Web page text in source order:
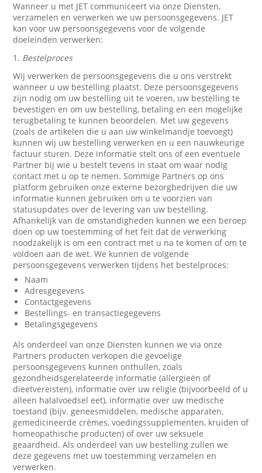
Wanneer u met JET communiceert via onze Diensten,
verzamelen en verwerken we uw persoonsgegevens. JET
kan voor uw persoonsgegevens voor de volgende
doeleinden verwerken:
1. Bestelproces
Wij verwerken de persoonsgegevens die u ons verstrekt
wanneer u uw bestelling plaatst. Deze persoonsgegevens
zijn nodig om uw bestelling uit te voeren, uw bestelling te
bevestigen en om uw bestelling, betaling en een mogelijke
terugbetaling te kunnen beoordelen. Met uw gegevens
(zoals de artikelen die u aan uw winkelmandje toevoegt)
kunnen wij uw bestelling verwerken en u een nauwkeurige
factuur sturen. Deze informatie stelt ons of een eventuele
Partner bij wie u bestelt tevens in staat om waar nodig
contact met u op te nemen. Sommige Partners op ons
platform gebruiken onze externe bezorgbedrijven die uw
informatie kunnen gebruiken om u te voorzien van
statusupdates over de levering van uw bestelling.
Afhankelijk van de omstandigheden kunnen we een beroep
doen op uw toestemming of het feit dat de verwerking
noodzakelijk is om een contract met u na te komen of om te
voldoen aan de wet. We kunnen de volgende
persoonsgegevens verwerken tijdens het bestelproces:
Naam
Adresgegevens
Contactgegevens
Bestellings- en transactiegegevens
Betalingsgegevens
Als onderdeel van onze Diensten kunnen we via onze
Partners producten verkopen die gevoelige
persoonsgegevens kunnen onthullen, zoals
gezondheidsgerelateerde informatie (allergieën of
dieetvereisten), informatie over uw religie (bijvoorbeeld of u
alleen halalvoedsel eet), informatie over uw medische
toestand (bijv. geneesmiddelen, medische apparaten,
gemedicineerde crèmes, voedingssupplementen, kruiden of
homeopathische producten) of over uw seksuele
geaardheid. Als onderdeel van uw bestelling zullen we
deze gegevens met uw toestemming verzamelen en
verwerken.